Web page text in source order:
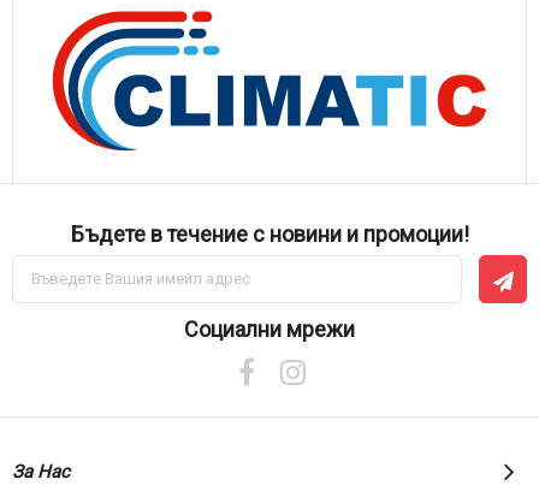
Бъдете в течение с новини и промоции!
Абонирай
за
Социални мрежи
За Нас